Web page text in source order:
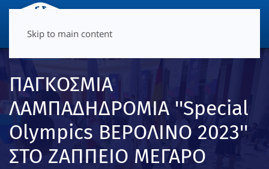
Skip to main content
ΠΑΓΚΟΣΜΙΑ
ΛΑΜΠΑΔΗΔΡΟΜΙΑ ''Special
Olympics ΒΕΡΟΛΙΝΟ 2023''
ΣΤΟ ΖΑΠΠΕΙΟ ΜΕΓΑΡΟ